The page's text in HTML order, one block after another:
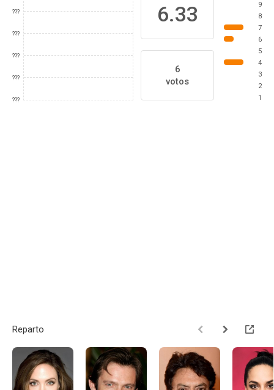
???
???
???
???
???
6.33
6
votos
9
8
7
6
5
4
3
2
1
Reparto